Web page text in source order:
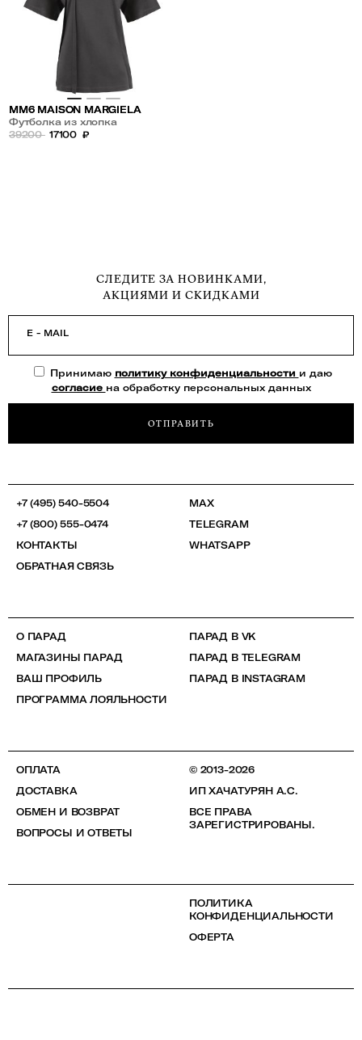
MM6 MAISON MARGIELA
Футболка из хлопка
39200 17100 ₽
СЛЕДИТЕ ЗА НОВИНКАМИ,
АКЦИЯМИ И СКИДКАМИ
E - MAIL
Принимаю политику конфиденциальности и даю
согласие на обработку персональных данных
ОТПРАВИТЬ
+7 (495) 540-5504
+7 (800) 555-0474
КОНТАКТЫ
ОБРАТНАЯ СВЯЗЬ
MAX
TELEGRAM
WHATSAPP
О ПАРАД
МАГАЗИНЫ ПАРАД
ВАШ ПРОФИЛЬ
ПРОГРАММА ЛОЯЛЬНОСТИ
ПАРАД В VK
ПАРАД В TELEGRAM
ПАРАД В INSTAGRAM
ОПЛАТА
ДОСТАВКА
ОБМЕН И ВОЗВРАТ
ВОПРОСЫ И ОТВЕТЫ
© 2013-2026
ИП ХАЧАТУРЯН А.С.
ВСЕ ПРАВА
ЗАРЕГИСТРИРОВАНЫ.
ПОЛИТИКА
КОНФИДЕНЦИАЛЬНОСТИ
ОФЕРТА